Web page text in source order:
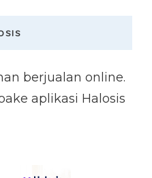
berjualan online.
aplikasi Halosis